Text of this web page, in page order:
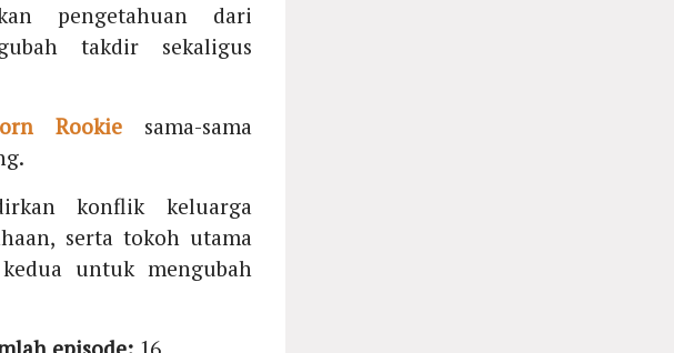
pengetahuan dari
takdir sekaligus
Rookie sama-sama
konflik keluarga
serta tokoh utama
untuk mengubah